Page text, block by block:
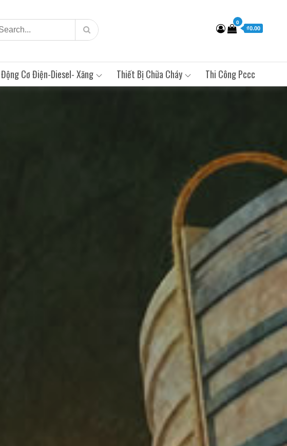
0
₫0.00
Động Cơ Điện-Diesel- Xăng Thiết Bị Chữa Cháy Thi Công Pccc